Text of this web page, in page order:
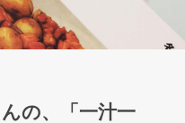
の、「一汁一